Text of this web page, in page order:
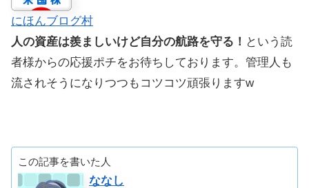
にほんブログ村
人の資産は羨ましいけど自分の航路を守る！ という読
者様からの応援ポチをお待ちしております。管理人も
流されそうになりつつもコツコツ頑張りますw
この記事を書いた人
ななし